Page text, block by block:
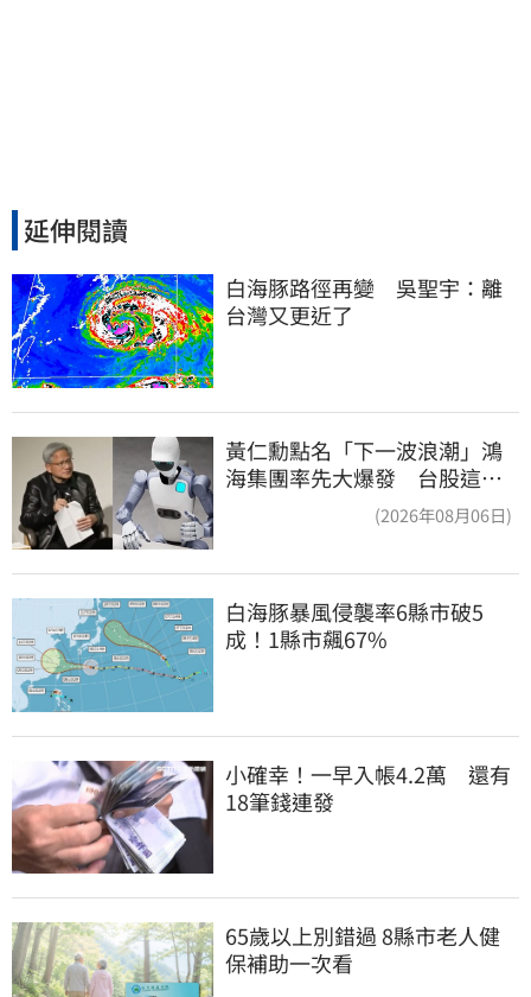
延伸閱讀
白海豚路徑再變　吳聖宇：離
台灣又更近了
黃仁勳點名「下一波浪潮」鴻
海集團率先大爆發 台股這族
(2026年08月06日)
白海豚暴風侵襲率6縣市破5
成！1縣市飆67%
小確幸！一早入帳4.2萬　還有
18筆錢連發
65歲以上別錯過 8縣市老人健
保補助一次看